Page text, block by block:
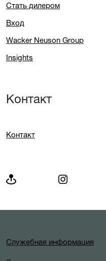
Стать дилером
Вход
Wacker Neuson Group
Insights
Контакт
Контакт
Служебная информация